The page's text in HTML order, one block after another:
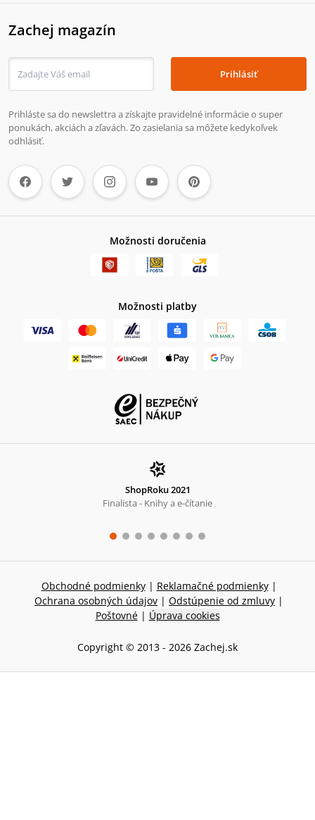
Zachej magazín
Prihlásiť
Prihláste sa do newslettra a získajte pravidelné informácie o super
ponukách, akciách a zľavách. Zo zasielania sa môžete kedykoľvek
odhlásiť.
Možnosti doručenia
Možnosti platby
ShopRoku 2021
Finalista - Knihy a e-čítanie
Obchodné podmienky | Reklamačné podmienky |
Ochrana osobných údajov | Odstúpenie od zmluvy |
Poštovné | Úprava cookies
Copyright © 2013 - 2026 Zachej.sk